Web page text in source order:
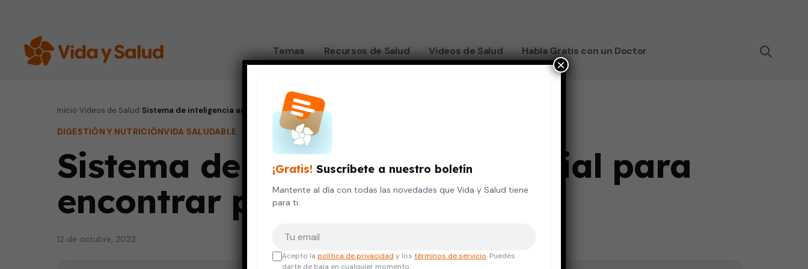
Temas Recursos de Salud Videos de Salud Habla Gratis con un Doctor
Inicio Videos de Salud Sistema de inteligencia artificial para encontrar pólipos
DIGESTIÓN Y NUTRICIÓNVIDA SALUDABLE
Sistema de inteligencia artificial para
encontrar pólipos
12 de octubre, 2023
¡Gratis! Suscríbete a nuestro boletín
Mantente al día con todas las novedades que Vida y Salud tiene
para ti.
Acepto lapolítica de privacidad y lostérminos de servicio. Puedes
darte de baja en cualquier momento.
×